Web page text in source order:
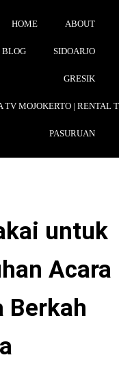
HOME ABOUT
BLOG SIDOARJO
GRESIK
TV MOJOKERTO | RENTAL
PASURUAN
untuk
Acara
Berkah